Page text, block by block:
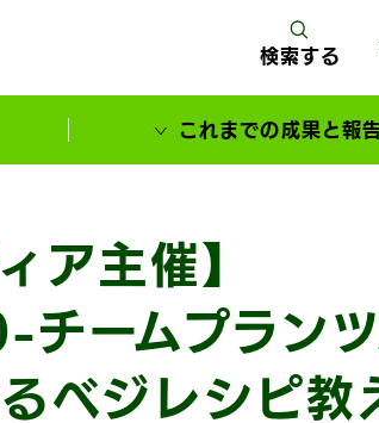
検索する
これまでの成果と報
ア主催】
ムプランツ
ベジレシピ教